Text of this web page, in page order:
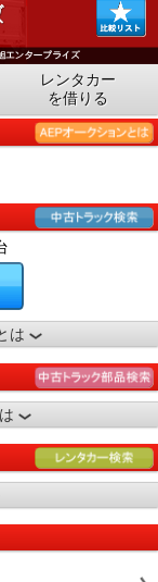
レンタカー
を借りる
は